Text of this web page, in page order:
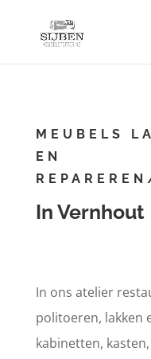
MEUBELS
EN
In Vernhout
In ons atelier
politoeren, lakken
kabinetten,